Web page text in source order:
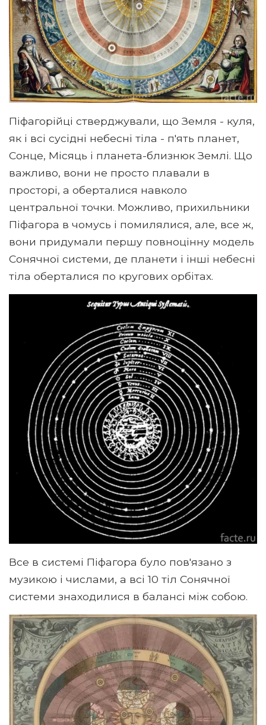
Піфагорійці стверджували, що Земля - ​​куля,
як і всі сусідні небесні тіла - п'ять планет,
Сонце, Місяць і планета-близнюк Землі. Що
важливо, вони не просто плавали в
просторі, а оберталися навколо
центральної точки. Можливо, прихильники
Піфагора в чомусь і помилялися, але, все ж,
вони придумали першу повноцінну модель
Сонячної системи, де планети і інші небесні
тіла оберталися по кругових орбітах.
Все в системі Піфагора було пов'язано з
музикою і числами, а всі 10 тіл Сонячної
системи знаходилися в балансі між собою.